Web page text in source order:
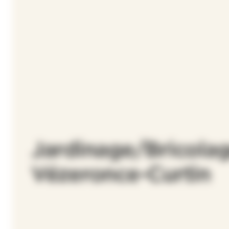
Jardinage/
Vézeronce-Curtin